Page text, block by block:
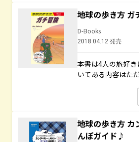
地球の歩き方 ガ
D-Books
2018.04.12 発売
本書は4人の旅好
いてある内容はた
地球の歩き方 カ
んぽガイド♪